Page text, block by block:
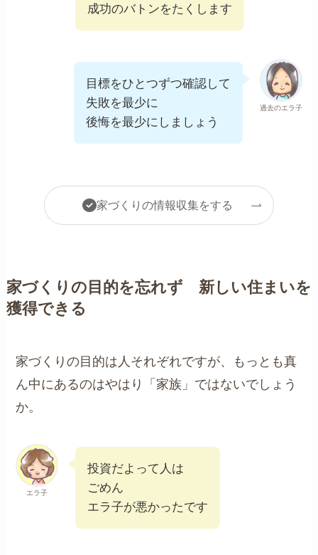
成功のバトンをたくします
過去のエラ子
目標をひとつずつ確認して
失敗を最少に
後悔を最少にしましょう
家づくりの情報収集をする
家づくりの目的を忘れず 新しい住まいを
獲得できる
家づくりの目的は人それぞれですが、もっとも真
ん中にあるのはやはり「家族」ではないでしょう
か。
エラ子
投資だよって人は
ごめん
エラ子が悪かったです